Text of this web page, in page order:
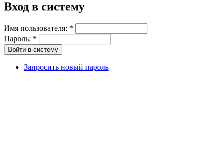
Вход в систему
Имя пользователя: *
Пароль: *
Запросить новый пароль